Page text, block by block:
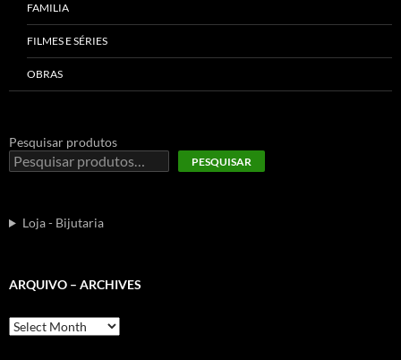
FAMILIA
FILMES E SÉRIES
OBRAS
Pesquisar produtos
PESQUISAR
Loja - Bijutaria
ARQUIVO – ARCHIVES
Arquivo
–